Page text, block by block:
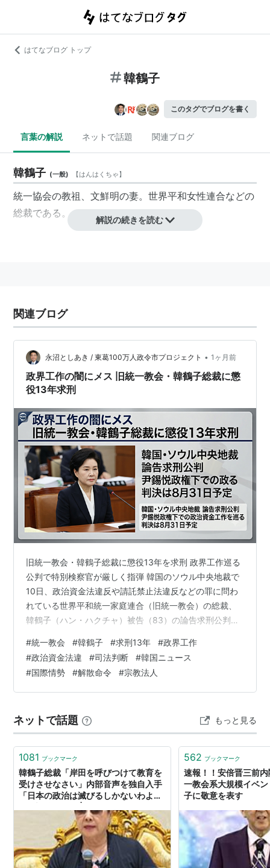
はてなブログ トップ
韓鶴子
このタグでブログを書く
言葉の解説 ネットで話題 関連ブログ
韓鶴子 (一般) 【はんはくちゃ】
統一協会の教祖、文鮮明の妻。世界平和女性連合などの
総裁である。
解説の続きを読む
関連ブログ
永沼としあき / 東葛100万人政令市プロジェクト • 1ヶ月前
政界工作の闇にメス 旧統一教会・韓鶴子総裁に懲
役13年求刑
旧統一教会・韓鶴子総裁に懲役13年を求刑 政界工作巡る
公判で特別検察官が厳しく指弾 韓国のソウル中央地裁で
10日、政治資金法違反や請託禁止法違反などの罪に問わ
れている世界平和統一家庭連合（旧統一教会）の総裁、
韓鶴子（ハン・ハクチャ）被告（83）の論告求刑公判が
を求刑しました。 今回の裁判は、韓被告が尹錫悦（ユ
ン・ソンニョル）前政権下で教団の利益を図る目的で、
政界や大統領夫人側に不正な金品を渡したとする大規模
な政治資金工作事件の核心を突くものです。 「国政を私
被告の行為を厳しく断罪しました。論…
#統一教会 #韓鶴子 #求刑13年 #政界工作
#政治資金法違 #司法判断 #韓国ニュース
#国際情勢 #解散命令 #宗教法人
ネットで話題 もっと見る
1081 ブックマーク
韓鶴子総裁「岸田を呼びつけて教育を
受けさせなさい」内部音声を独自入手
「日本の政治は滅びるしかないわよ
562 ブックマーク
速報！！安倍晋三前
一教会系大規模イベ
子に敬意を表す